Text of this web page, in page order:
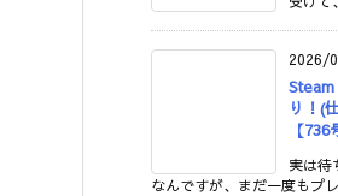
2026/
り！(
【
実は待
なんですが、まだ一度もプ